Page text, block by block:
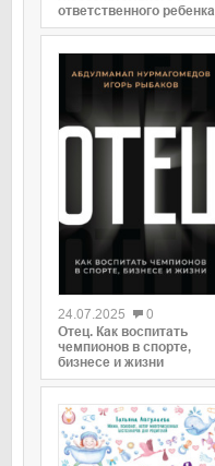
ответственного ребенка
24.07.2025
0
Отец. Как воспитать
чемпионов в спорте,
бизнесе и жизни